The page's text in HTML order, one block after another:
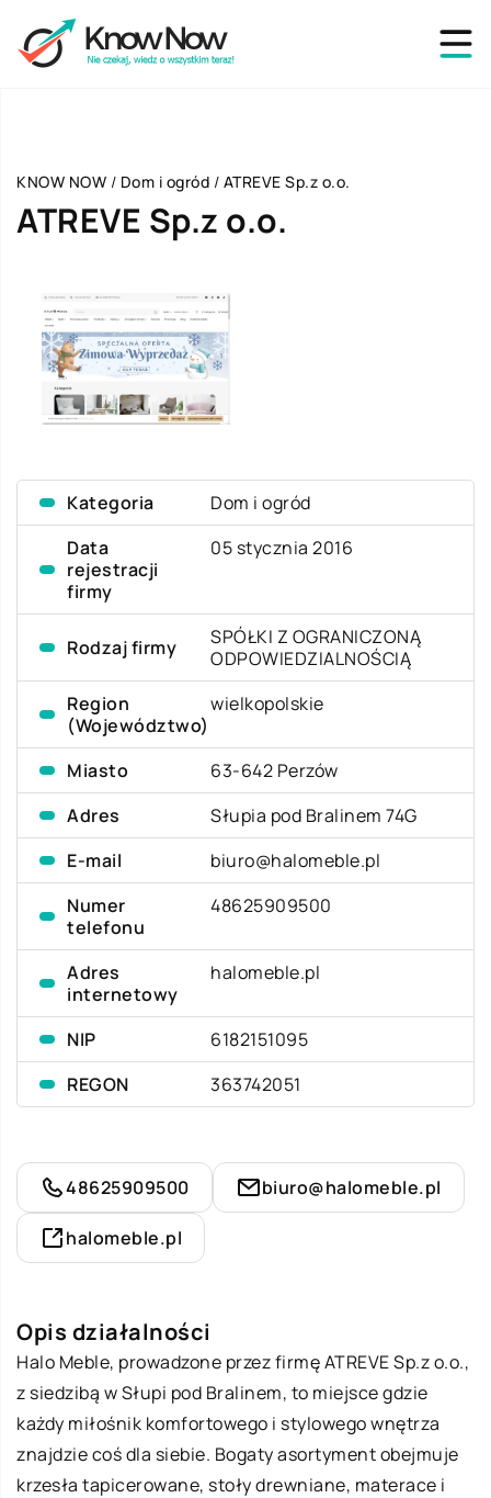
KNOW NOW / Dom i ogród / ATREVE Sp.z o.o.
ATREVE Sp.z o.o.
Kategoria
Dom i ogród
Data
rejestracji
firmy
05 stycznia 2016
Rodzaj firmy
SPÓŁKI Z OGRANICZONĄ
ODPOWIEDZIALNOŚCIĄ
Region
(Województwo)
wielkopolskie
Miasto
63-642 Perzów
Adres
Słupia pod Bralinem 74G
E-mail
biuro@halomeble.pl
Numer
telefonu
48625909500
Adres
internetowy
halomeble.pl
NIP
6182151095
REGON
363742051
48625909500 biuro@halomeble.pl
halomeble.pl
Opis działalności
Halo Meble, prowadzone przez firmę ATREVE Sp.z o.o.,
z siedzibą w Słupi pod Bralinem, to miejsce gdzie
każdy miłośnik komfortowego i stylowego wnętrza
znajdzie coś dla siebie. Bogaty asortyment obejmuje
krzesła tapicerowane, stoły drewniane, materace i